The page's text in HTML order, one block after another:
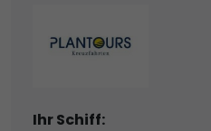
Ihr Schiff: